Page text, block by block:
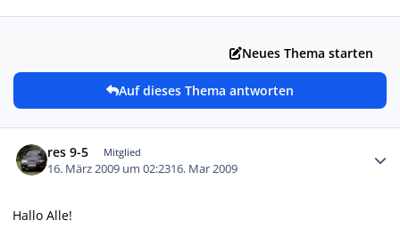
Neues Thema starten
Auf dieses Thema antworten
res 9-5 Mitglied
16. März 2009 um 02:2316. Mar 2009
Hallo Alle!